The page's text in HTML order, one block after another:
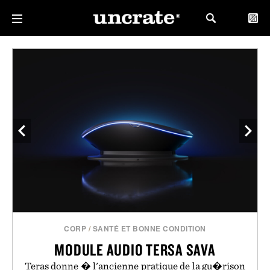
CORP / SANTÉ ET BONNE CONDITION
MODULE AUDIO TERSA SAVA
Teras donne � l'ancienne pratique de la gu�rison